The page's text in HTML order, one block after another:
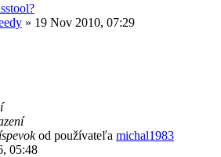
» 19 Nov 2010, 07:29
od používateľa michal1983
05:48